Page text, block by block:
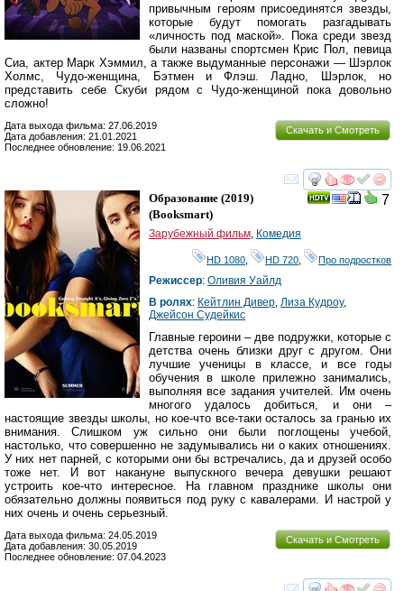
привычным героям присоединятся звезды,
которые будут помогать разгадывать
«личность под маской». Пока среди звезд
были названы спортсмен Крис Пол, певица
Сиа, актер Марк Хэммил, а также выдуманные персонажи — Шэрлок
Холмс, Чудо-женщина, Бэтмен и Флэш. Ладно, Шэрлок, но
представить себе Скуби рядом с Чудо-женщиной пока довольно
сложно!
Скачать и Смотреть
Дата выхода фильма: 27.06.2019
Дата добавления: 21.01.2021
Последнее обновление: 19.06.2021
смотреть
7
Образование (2019)
(Booksmart)
Зарубежный фильм, Комедия
HD 1080 HD 720 Про подростков
Режиссер: Оливия Уайлд
В ролях: Кейтлин Дивер, Лиза Кудроу,
Джейсон Судейкис
Главные героини – две подружки, которые с
детства очень близки друг с другом. Они
лучшие ученицы в классе, и все годы
обучения в школе прилежно занимались,
выполняя все задания учителей. Им очень
многого удалось добиться, и они –
настоящие звезды школы, но кое-что все-таки осталось за гранью их
внимания. Слишком уж сильно они были поглощены учебой,
настолько, что совершенно не задумывались ни о каких отношениях.
У них нет парней, с которыми они бы встречались, да и друзей особо
тоже нет. И вот накануне выпускного вечера девушки решают
устроить кое-что интересное. На главном празднике школы они
обязательно должны появиться под руку с кавалерами. И настрой у
них очень и очень серьезный.
Скачать и Смотреть
Дата выхода фильма: 24.05.2019
Дата добавления: 30.05.2019
Последнее обновление: 07.04.2023